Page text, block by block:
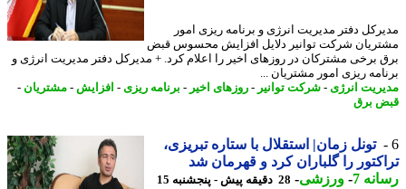
دفتر مدیریت انرژی و برنامه ریزی امور
شرکت توانیر دلایل افزایش محسوس قبض
برخی مشترکان در روزهای اخیر را اعلام کرد. + مدیرکل دفتر مدیریت انرژی و
ریزی امور مشتریان ...
انرژی-شرکت توانیر- روزهای اخیر -برنامه ریزی - افزایش -مشتریان-
برق
تونل زمان| استقلال با ستاره تبریزی،
را گلباران کرد و قهرمان شد
7
-ورزشی-
28 دقیقه پیش - پنجشنبه 15